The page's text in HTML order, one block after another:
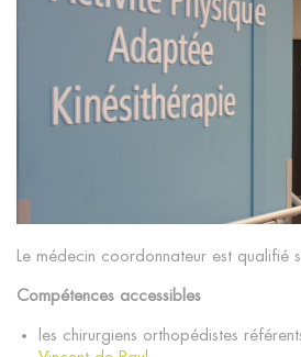
Le médecin coordonnateur est qualifié
Compétences accessibles
les chirurgiens orthopédistes